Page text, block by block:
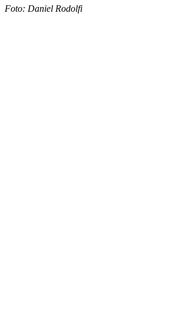
Foto: Daniel Rodolfi